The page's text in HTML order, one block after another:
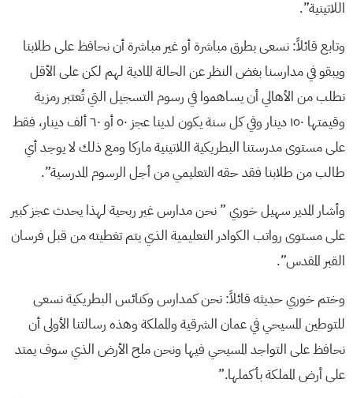
اللاتينية”.
وتابع قائلاً: نسعى بطرق مباشرة أو غير مباشرة أن نحافظ على طلابنا
ويبقو في مدارسنا بغض النظر عن الحالة المادية لهم لكن على الأقل
نطلب من الأهالي أن يساهموا في رسوم التسجيل التي تُعتبر رمزية
وقيمتها ١٥٠ دينار وفي كل سنة يكون لدينا عجز ٥٠ أو ٦٠ ألف دينار، فقط
على مستوى مدرستنا البطريكية اللاتينية ماركا ومع ذلك لا يوجد أي
طالب من طلابنا فقد حقه التعليمي من أجل الرسوم المدرسية”.
وأشار المدير سهيل خوري ” نحن مدارس غير ربحية لهذا يحدث عجز كبير
على مستوى رواتب الكوادر التعليمية الذي يتم تغطيته من قبل فرسان
القبر المقدس”.
وختم خوري حديثه قائلاً: نحن كمدارس وكنائس البطريكية نسعى
للتوطين المسيحي في عمان الشرقية والمملكة وهذه رسالتنا الأولى أن
نحافظ على التواجد المسيحي فيها ونحن ملح الأرض الذي سوف يمتد
على أرض المملكة بأكملها.”